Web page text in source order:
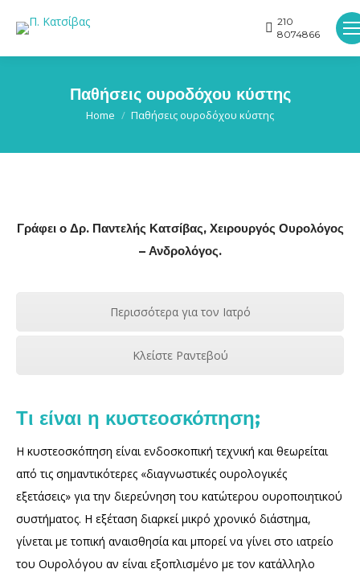
210
8074866
Παθήσεις ουροδόχου κύστης
You are here:
Home Παθήσεις ουροδόχου κύστης
Γράφει ο Δρ. Παντελής Κατσίβας, Χειρουργός Ουρολόγος
– Ανδρολόγος.
Περισσότερα για τον Ιατρό
Κλείστε Ραντεβού
Τι είναι η κυστεοσκόπηση;
Η κυστεοσκόπηση είναι ενδοσκοπική τεχνική και θεωρείται
από τις σημαντικότερες «διαγνωστικές ουρολογικές
εξετάσεις» για την διερεύνηση του κατώτερου ουροποιητικού
συστήματος. Η εξέταση διαρκεί μικρό χρονικό διάστημα,
γίνεται με τοπική αναισθησία και μπορεί να γίνει στο ιατρείο
του Ουρολόγου αν είναι εξοπλισμένο με τον κατάλληλο